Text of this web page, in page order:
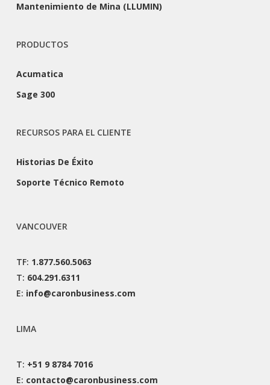
Mantenimiento de Mina (LLUMIN)
PRODUCTOS
Acumatica
Sage 300
RECURSOS PARA EL CLIENTE
Historias De Éxito
Soporte Técnico Remoto
VANCOUVER
TF: 1.877.560.5063
T: 604.291.6311
E: info@caronbusiness.com
LIMA
T: +51 9 8784 7016
E: contacto@caronbusiness.com